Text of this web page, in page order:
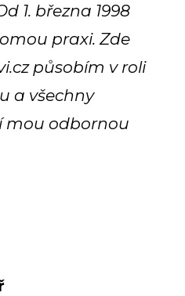
1. března 1998
praxi. Zde
působím v roli
a všechny
mou odbornou